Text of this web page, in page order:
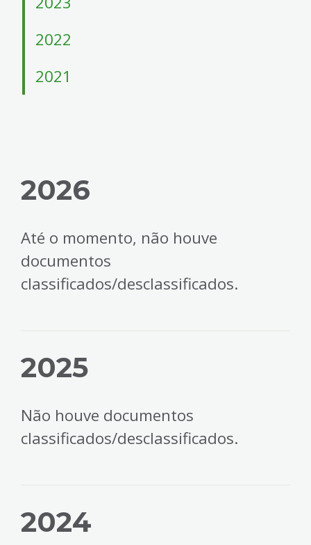
2022
2021
2026
Até o momento, não houve
documentos
classificados/desclassificados.
2025
Não houve documentos
classificados/desclassificados.
2024